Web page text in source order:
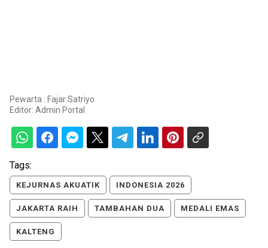
Pewarta : Fajar Satriyo
Editor: Admin Portal
Tags:
KEJURNAS AKUATIK INDONESIA 2026
JAKARTA RAIH TAMBAHAN DUA MEDALI EMAS
KALTENG